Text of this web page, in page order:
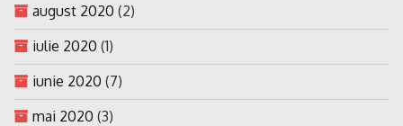
august 2020 (2)
iulie 2020 (1)
iunie 2020 (7)
mai 2020 (3)